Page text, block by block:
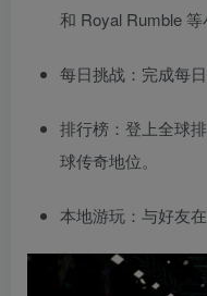
和 Royal Rumble 等
每日挑战：完成每
排行榜：登上全球
球传奇地位。
本地游玩：与好友